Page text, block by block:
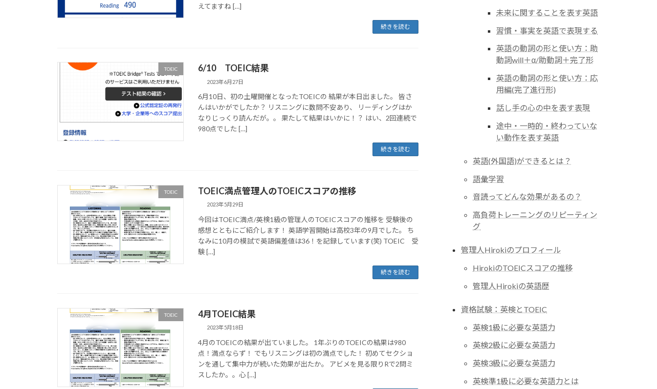
えてますね […]
続きを読む
TOEIC 6/10 TOEIC結果
2023年6月27日
6月10日、初の土曜開催となったTOEICの 結果が本日出ました。 皆さ
んはいかがでしたか？ リスニングに数問不安あり、 リーディングはか
なりじっくり読んだが。。 果たして結果はいかに！？ はい、2回連続で
980点でした […]
続きを読む
TOEIC TOEIC満点管理人のTOEICスコアの推移
2023年5月29日
今回はTOEIC満点/英検1級の管理人のTOEICスコアの推移を 受験後の
感想とともにご紹介します！ 英語学習開始は高校3年の9月でした。 ち
なみに10月の模試で英語偏差値は36！を記録しています(笑) TOEIC 受
験 […]
続きを読む
TOEIC 4月TOEIC結果
2023年5月18日
4月のTOEICの結果が出ていました。 1年ぶりのTOEICの結果は980
点！満点ならず！ でもリスニングは初の満点でした！ 初めてセクショ
ンを通して集中力が続いた効果が出たか。 アビメを見る限りRで2問ミ
スしたか。。心 […]
未来に関することを表す英語
習慣・事実を英語で表現する
英語の動詞の形と使い方：助
動詞will＋α/助動詞＋完了形
英語の動詞の形と使い方：応
用編(完了進行形)
話し手の心の中を表す表現
途中・一時的・終わっていな
い動作を表す英語
英語(外国語)ができるとは？
語彙学習
音読ってどんな効果があるの？
高負荷トレーニングのリピーティン
グ
管理人Hirokiのプロフィール
HirokiのTOEICスコアの推移
管理人Hirokiの英語歴
資格試験：英検とTOEIC
英検1級に必要な英語力
英検2級に必要な英語力
英検3級に必要な英語力
英検準1級に必要な英語力とは